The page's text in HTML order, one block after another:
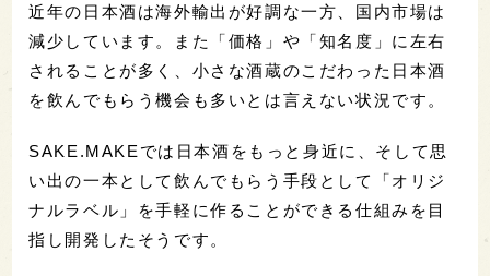
近年の日本酒は海外輸出が好調な一方、国内市場は
減少しています。また「価格」や「知名度」に左右
されることが多く、小さな酒蔵のこだわった日本酒
を飲んでもらう機会も多いとは言えない状況です。
SAKE.MAKEでは日本酒をもっと身近に、そして思
い出の一本として飲んでもらう手段として「オリジ
ナルラベル」を手軽に作ることができる仕組みを目
指し開発したそうです。